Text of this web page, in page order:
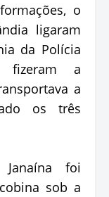
o
ligaram
da Polícia
fizeram a
a
os três
foi
sob a